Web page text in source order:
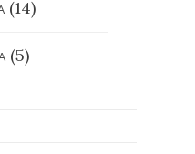
(14)
(5)